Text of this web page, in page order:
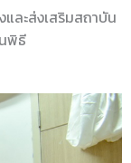
ละส่งเสริมสถาบัน
พิธี